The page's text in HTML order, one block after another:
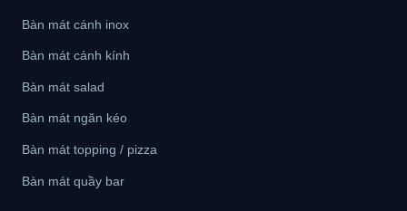
Bàn mát cánh inox
Bàn mát cánh kính
Bàn mát salad
Bàn mát ngăn kéo
Bàn mát topping / pizza
Bàn mát quầy bar